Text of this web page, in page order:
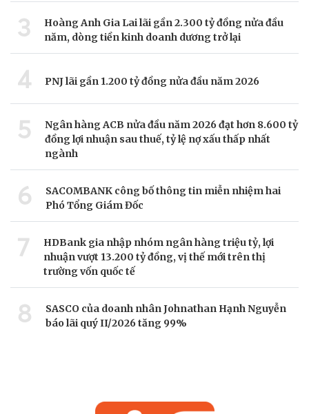
3
Hoàng Anh Gia Lai lãi gần 2.300 tỷ đồng nửa đầu
năm, dòng tiền kinh doanh dương trở lại
4 PNJ lãi gần 1.200 tỷ đồng nửa đầu năm 2026
5
Ngân hàng ACB nửa đầu năm 2026 đạt hơn 8.600 tỷ
đồng lợi nhuận sau thuế, tỷ lệ nợ xấu thấp nhất
ngành
6
SACOMBANK công bố thông tin miễn nhiệm hai
Phó Tổng Giám Đốc
7
HDBank gia nhập nhóm ngân hàng triệu tỷ, lợi
nhuận vượt 13.200 tỷ đồng, vị thế mới trên thị
trường vốn quốc tế
8
SASCO của doanh nhân Johnathan Hạnh Nguyễn
báo lãi quý II/2026 tăng 99%